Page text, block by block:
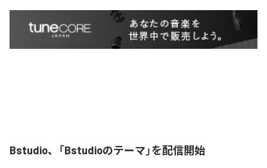
Bstudio、「Bstudioのテーマ」を配信開始